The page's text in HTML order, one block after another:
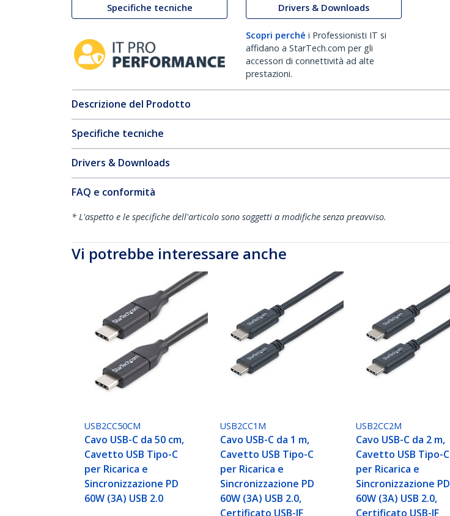
Specifiche tecniche Drivers & Downloads
Scopri perché i Professionisti IT si
affidano a StarTech.com per gli
accessori di connettività ad alte
prestazioni.
Descrizione del Prodotto
Specifiche tecniche
Drivers & Downloads
FAQ e conformità
* L'aspetto e le specifiche dell'articolo sono soggetti a modifiche senza preavviso.
Vi potrebbe interessare anche
USB2CC50CM
Cavo USB-C da 50 cm,
Cavetto USB Tipo-C
per Ricarica e
Sincronizzazione PD
60W (3A) USB 2.0
USB2CC1M
Cavo USB-C da 1 m,
Cavetto USB Tipo-C
per Ricarica e
Sincronizzazione PD
60W (3A) USB 2.0,
Certificato USB-IF
USB2CC2M
Cavo USB-C da 2 m,
Cavetto USB Tipo-C
per Ricarica e
Sincronizzazione PD
60W (3A) USB 2.0,
Certificato USB-IF